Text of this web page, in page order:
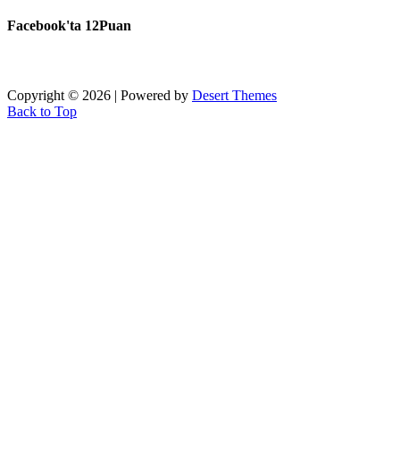
Facebook'ta 12Puan
Copyright © 2026 | Powered by Desert Themes
Back to Top